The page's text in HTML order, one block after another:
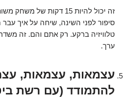
זה יכול להיות 15 דקות
סיפור לפני השינה, שיחה על איך עבר
טלוויזיה ברקע. רק אתם והם. זה
ערך.
עצמאות, עצמאות,
להתמודד (עם רשת